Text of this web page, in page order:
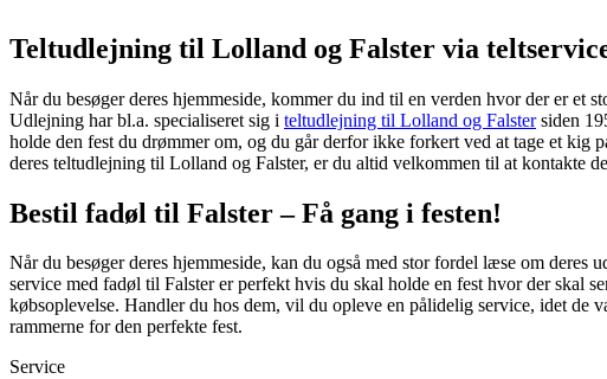
Teltudlejning til Lolland og Falster via
Når du besøger deres hjemmeside, kommer du ind til en verden hvor der er et
Udlejning har bl.a. specialiseret sig i teltudlejning til Lolland og Falstersiden
holde den fest du drømmer om, og du går derfor ikke forkert ved at tage et kig
deres teltudlejning til Lolland og Falster, er du altid velkommen til at kontakte
Bestil fadøl til Falster – Få gang i festen!
Når du besøger deres hjemmeside, kan du også med stor fordel læse om
service med fadøl til Falster er perfekt hvis du skal holde en fest hvor der skal
købsoplevelse. Handler du hos dem, vil du opleve en pålidelig service, idet de
rammerne for den perfekte fest.
Service